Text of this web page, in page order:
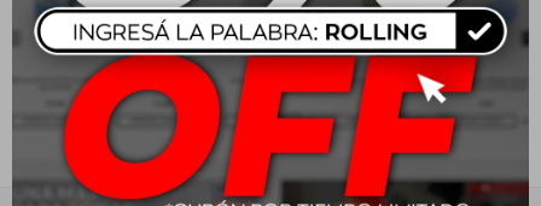
Baterías
Repuestos